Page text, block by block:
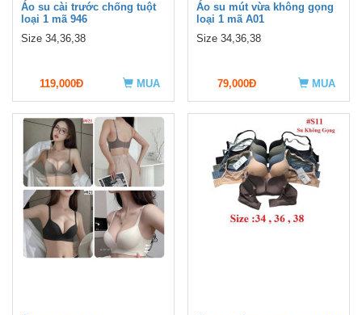
Áo su cài trước chống tuột
loại 1 mã 946
Size 34,36,38
119,000Đ MUA
Áo su mút vừa không gọng
loại 1 mã A01
Size 34,36,38
79,000Đ MUA